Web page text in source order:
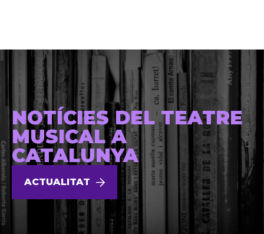
NOTÍCIES DEL TEATRE
MUSICAL A
CATALUNYA
ACTUALITAT